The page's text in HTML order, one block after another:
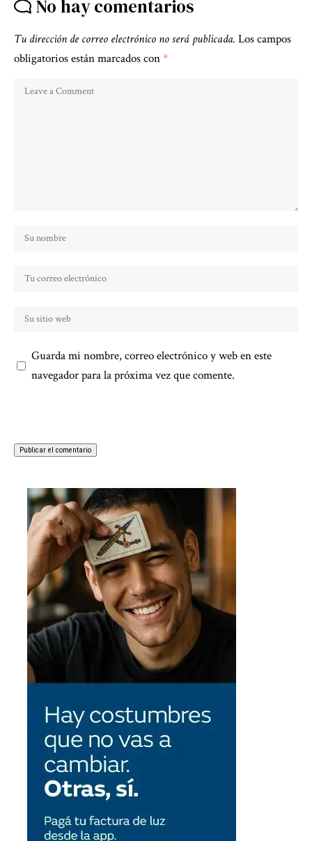
No hay comentarios
Tu dirección de correo electrónico no será publicada. Los campos
obligatorios están marcados con*
Guarda mi nombre, correo electrónico y web en este
navegador para la próxima vez que comente.